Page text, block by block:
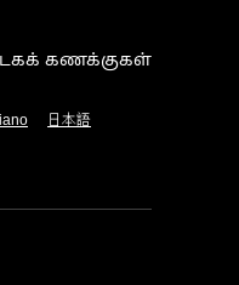
கணக்குகள்
日本語